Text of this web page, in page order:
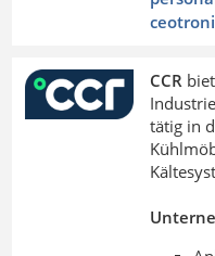
CCR
tätig in